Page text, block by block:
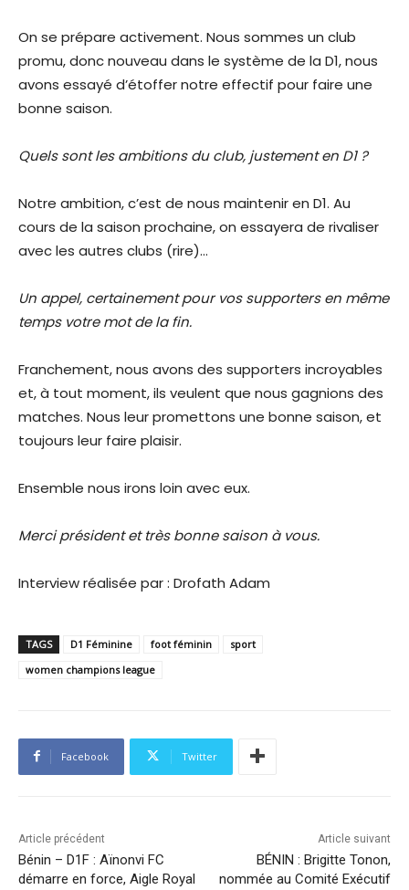
On se prépare activement. Nous sommes un club
promu, donc nouveau dans le système de la D1, nous
avons essayé d’étoffer notre effectif pour faire une
bonne saison.
Quels sont les ambitions du club, justement en D1 ?
Notre ambition, c’est de nous maintenir en D1. Au
cours de la saison prochaine, on essayera de rivaliser
avec les autres clubs (rire)…
Un appel, certainement pour vos supporters en même
temps votre mot de la fin.
Franchement, nous avons des supporters incroyables
et, à tout moment, ils veulent que nous gagnions des
matches. Nous leur promettons une bonne saison, et
toujours leur faire plaisir.
Ensemble nous irons loin avec eux.
Merci président et très bonne saison à vous.
Interview réalisée par : Drofath Adam
TAGS D1 Féminine foot féminin
sport
women champions league
Facebook Twitter
Article précédent
Bénin – D1F : Aïnonvi FC
démarre en force, Aigle Royal
Article suivant
BÉNIN : Brigitte Tonon,
nommée au Comité Exécutif